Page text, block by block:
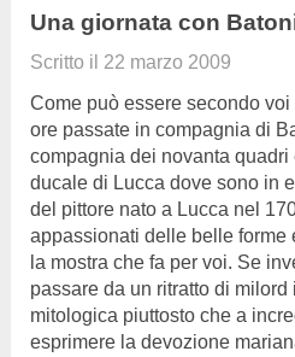
Una giornata con
Scritto il 22 marzo 2009
Come può essere secondo
ore passate in compagnia di
compagnia dei novanta
ducale di Lucca dove sono in
del pittore nato a Lucca nel
appassionati delle belle forme
la mostra che fa per voi. Se
passare da un ritratto di
mitologica piuttosto che a
esprimere la devozione